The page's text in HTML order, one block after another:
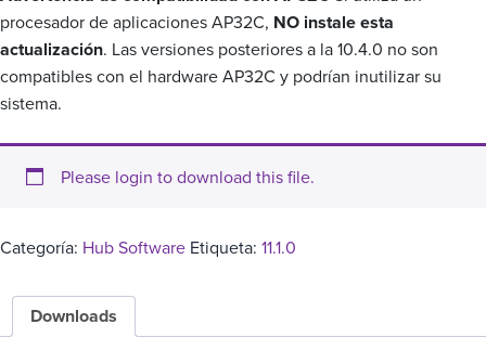
procesador de aplicaciones AP32C, NO instale esta
actualización. Las versiones posteriores a la 10.4.0 no son
compatibles con el hardware AP32C y podrían inutilizar su
sistema.
Please login to download this file.
Categoría: Hub Software Etiqueta: 11.1.0
Downloads